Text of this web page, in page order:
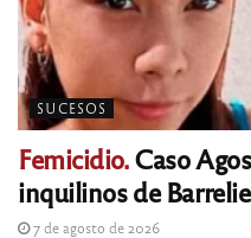
SUCESOS
Femicidio.Caso
inquilinos de
7 de agosto de 2026